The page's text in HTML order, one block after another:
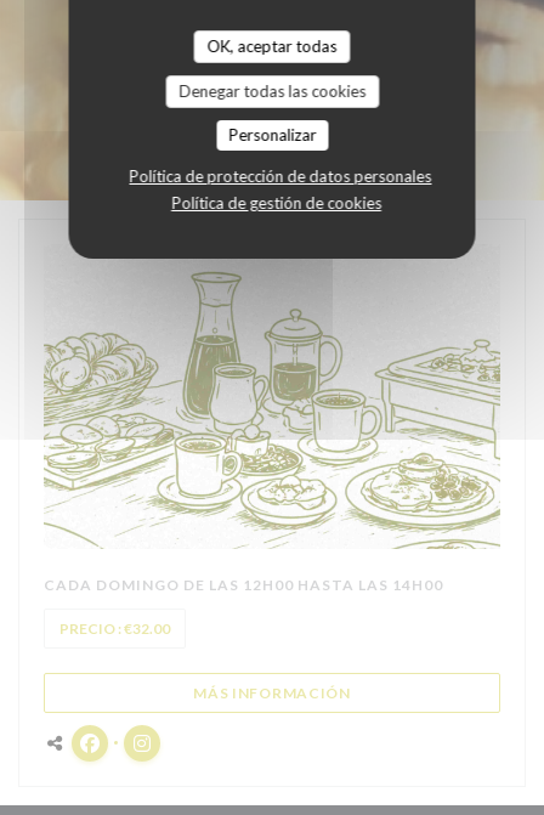
OK, aceptar todas
Denegar todas las cookies
Personalizar
Política de protección de datos personales
Política de gestión de cookies
CADA DOMINGO DE LAS 12H00 HASTA LAS 14H00
PRECIO : €32.00
MÁS INFORMACIÓN((ABRE EN UNA NUEVA
Facebook ((abre en una nueva ventana))
Instagram ((abre en una nueva ventana))